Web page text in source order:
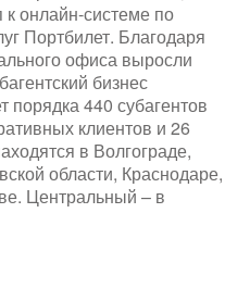
онлайн-системе по
Портбилет. Благодаря
офиса выросли
бизнес
440 субагентов
клиентов и 26
в Волгограде,
области, Краснодаре,
Центральный – в